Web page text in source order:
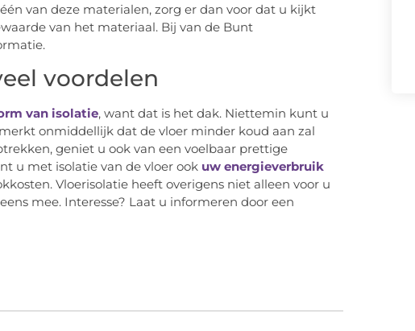
van deze materialen, zorg er dan voor dat u kijkt
van het materiaal. Bij van de Bunt
voordelen
van isolatie, want dat is het dak. Niettemin kunt u
onmiddellijk dat de vloer minder koud aan zal
geniet u ook van een voelbaar prettige
u met isolatie van de vloer ook uw energieverbruik
Vloerisolatie heeft overigens niet alleen voor u
mee. Interesse? Laat u informeren door een